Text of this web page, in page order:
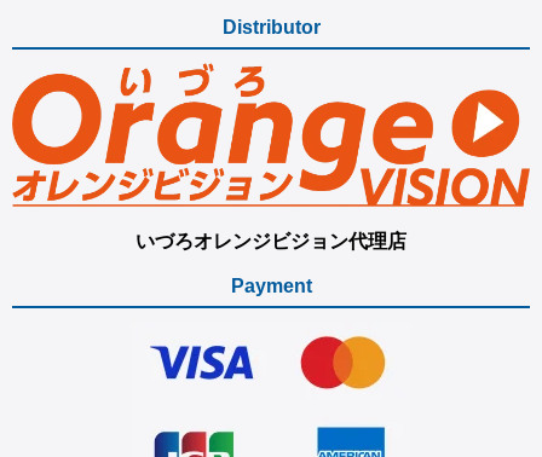
Distributor
いづろオレンジビジョン代理店
Payment